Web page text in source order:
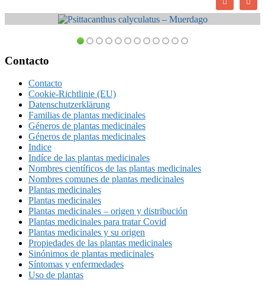
Footer
Contacto
Contacto
Cookie-Richtlinie (EU)
Datenschutzerklärung
Familias de plantas medicinales
Géneros de plantas medicinales
Géneros de plantas medicinales
Indice
Indíce de las plantas medicinales
Nombres científicos de las plantas medicinales
Nombres comunes de plantas medicinales
Plantas medicinales
Plantas medicinales
Plantas medicinales – origen y distribución
Plantas medicinales para tratar Covid
Plantas medicinales y su origen
Propiedades de las plantas medicinales
Sinónimos de plantas medicinales
Síntomas y enfermedades
Uso de plantas